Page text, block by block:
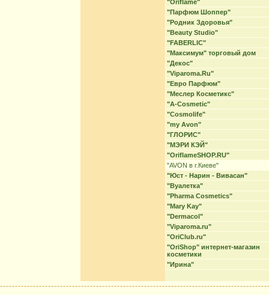
"Oriflame"
"Парфюм Шоппер"
"Родник Здоровья"
"Beauty Studio"
"FABERLIC"
"Максимум" торговый дом
"Декос"
"Viparoma.Ru"
"Евро Парфюм"
"Меслер Косметикс"
"A-Cosmetic"
"Cosmolife"
"my Avon"
"ГЛОРИС"
"МЭРИ КЭЙ"
"OriflameSHOP.RU"
"AVON в г.Киеве"
"Юст - Нарин - Вивасан"
"Вуалетка"
"Pharma Cosmetics"
"Mary Kay"
"Dermacol"
"Viparoma.ru"
"OriClub.ru"
"OriShop" интернет-магазин
косметики
"Ирина"